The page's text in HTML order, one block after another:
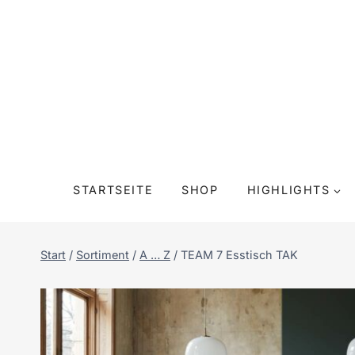
STARTSEITE SHOP HIGHLIGHTS
Start / Sortiment / A … Z / TEAM 7 Esstisch TAK